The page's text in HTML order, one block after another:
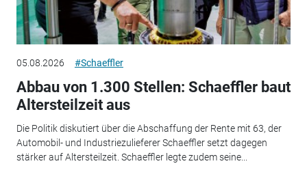
05.08.2026 #Schaeffler
Abbau von 1.300 Stellen: Schaeffler baut
Altersteilzeit aus
Die Politik diskutiert über die Abschaffung der Rente mit 63, der
Automobil- und Industriezulieferer Schaeffler setzt dagegen
stärker auf Altersteilzeit. Schaeffler legte zudem seine...